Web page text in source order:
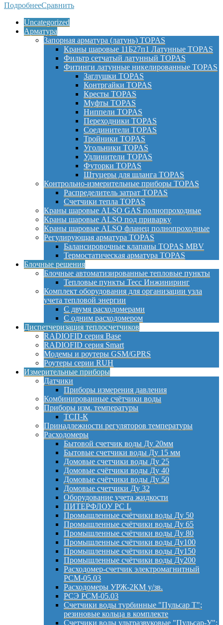
ПодробнееСравнить
Uncategorized
Арматура
Запорная арматура (латунь) TOPAS
Краны шаровые 11Б27п1 Латунные TOPAS
Фильтр сетчатый латунный TOPAS
Фитинги латунные никелированные TOPAS
Заглушки TOPAS
Контргайки TOPAS
Кресты TOPAS
Муфты TOPAS
Ниппели TOPAS
Переходники TOPAS
Соединители TOPAS
Тройники TOPAS
Угольники TOPAS
Удлинители TOPAS
Футорки TOPAS
Штуцеры для шланга TOPAS
Контрольно-измерительные приборы TOPAS
Распределитель затрат TOPAS
Счетчики тепла TOPAS
Краны шаровые ALSO GAS полнопроходные
Краны шаровые ALSO под приварку
Краны шаровые ALSO фланец полнопроходные
Регулирующая арматура TOPAS
Балансировочные клапаны TOPAS MBV
Термостатическая арматура TOPAS
Блочные решения
Блочные автоматизированные тепловые пункты
Тепловые пункты Тесс Инжиниринг
Комплект оборудования для организации узла
учета тепловой энергии
С двумя расходомерами
С одним расходомером
Диспетчеризация теплосчетчиков
RADIOFID серия Base
RADIOFID серия Smart
Модемы и роутеры GSM/GPRS
Роутеры серии RUH
Измерительные приборы
Датчики
Приборы измерения давления
Комбинированные счётчики воды
Приборы изм. температуры
ТСП-К
Принадлежности регуляторов температуры
Расходомеры
Бытовой счетчик воды Ду 20мм
Бытовые счетчики воды Ду 15 мм
Домовые счетчики воды Ду 25
Домовые счётчики воды Ду 40
Домовые счётчики воды Ду 50
Домовые счетчики Ду 32
Оборудование учета жидкости
ПИТЕРФЛОУ РС L
Промышленные счётчики воды Ду 50
Промышленные счётчики воды Ду 65
Промышленные счётчики воды Ду 80
Промышленные счётчики воды Ду100
Промышленные счётчики воды Ду150
Промышленные счётчики воды Ду200
Расходомер-счетчик электромагнитный
РСМ-05.03
Расходомеры УРЖ-2КМ у/зв.
РСЭ РСМ-05.03
Счетчики воды турбинные "Пульсар Т";
резиновые кольца в комплекте
Счетчики воды ультразвуковые "Пульсар-У";